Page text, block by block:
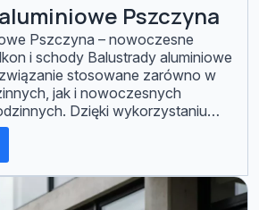
Pszczyna
Pszczyna – nowoczesne
i schody Balustrady aluminiowe
stosowane zarówno w
jak i nowoczesnych
Dzięki wykorzystaniu
na korozję aluminium pozwalają
konstrukcji i nie wymagają częstej
balustrady aluminiowe na
do konkretnego budynku oraz
[…]